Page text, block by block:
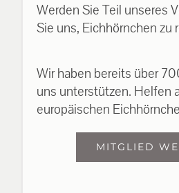
Werden Sie Teil unseres
Sie uns, Eichhörnchen zu
Wir haben bereits über
uns unterstützen. Helfen
europäischen
MITGLIED